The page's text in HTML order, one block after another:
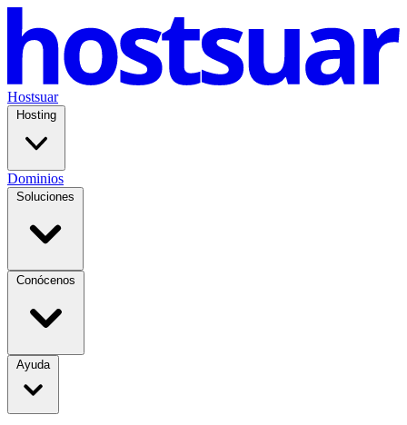
Hostsuar
Hosting
Dominios
Soluciones
Conócenos
Ayuda